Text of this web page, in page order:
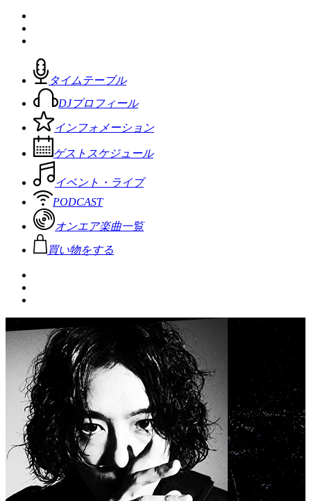
タイムテーブル
DJプロフィール
インフォメーション
ゲストスケジュール
イベント・ライブ
PODCAST
オンエア楽曲一覧
買い物をする